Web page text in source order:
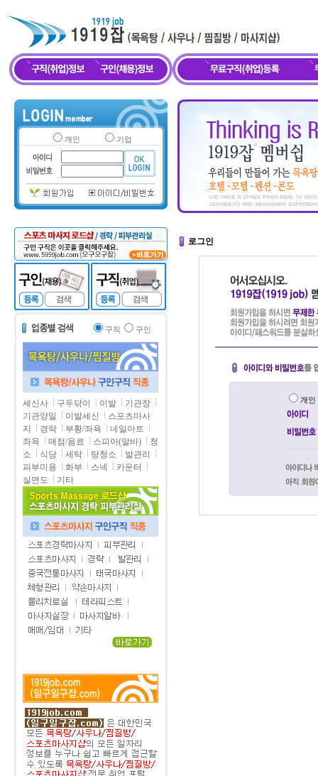
개인 기업
구직 구인
세신사 구두닦이 이발
기관장
기관양일
이발세신
스포츠마사
지
경락 부황/좌욕
네일아트
좌욕
매점/음료 스피아(알바)
청
소
식당 세탁 탕청소
발관리
피부미용
화부 스넥
카운터
실면도
기타
로그인
개